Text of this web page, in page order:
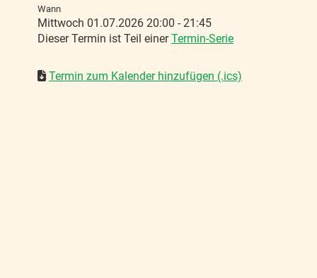
Wann
Mittwoch 01.07.2026 20:00 - 21:45
Dieser Termin ist Teil einerTermin-Serie
Termin zum Kalender hinzufügen (.ics)